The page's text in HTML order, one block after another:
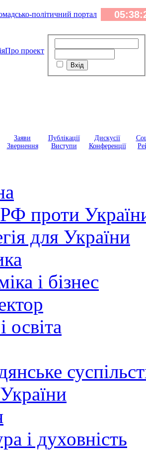
Про проект
Заяви
Звернення
Публікації
Виступи
Дискусії
Конференції
проти
для України
і бізнес
освіта
і духовність